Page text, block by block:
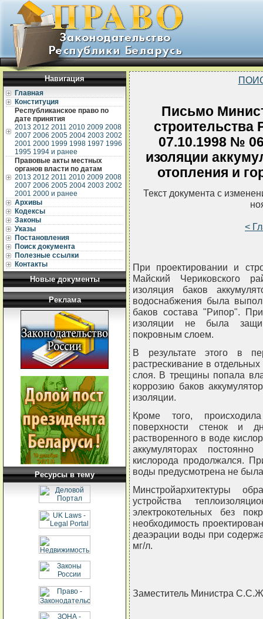
Навигация
Главная
Конституция
Республиканское право по
дате принятия
2013 2012 2011 2010 2009 2008
2007 2006 2005 2004 2003 2002
2001 2000 1999 1998 1997 1996
1995 1994 и ранее
Правовые акты местных
органов власти по датам
2013 2012 2011 2010 2009 2008
2007 2006 2005 2004 2003 2002
2001 2000 и ранее
Архивы
Кодексы
Законы
Указы
Постановления
Поиск документа
Полезные ссылки
Контакты
Новые документы
Реклама
Ресурсы в тему
Письмо
строительства
07.10.1998 №
изоляции
отопления и
Текст документа с
<
При проектировании и
Майский Чериковского
изоляция баков
водоснабжения была
баков состава "Рипор".
изоляции не была
покровным слоем.
В результате этого в
растрескивание в
слоя. В трещины попала
коррозию баков
изоляции.
Кроме того,
поверхности стенок и
растворенного в воде
аккумуляторах
кислорода продолжался.
воды предусмотрена не
Минстройархитектуры
устройства
электрокотельных без
необходимость
деаэрации воды при
мг/л.
Заместитель Министра